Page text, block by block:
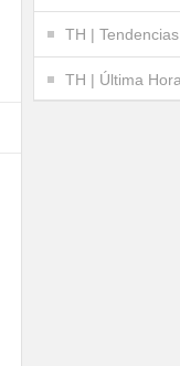
TH | Tendencias
TH | Última Hora